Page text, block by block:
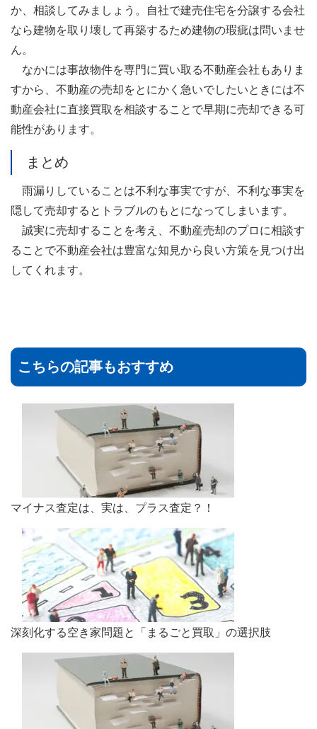
か、相談してみましょう。自社で建売住宅を分譲する会社
なら建物を取り壊して再築するため建物の瑕疵は問いませ
ん。
なかには事故物件を専門に買い取る不動産会社もありま
すから、不動産の売却をとにかく急いでしたいときには不
動産会社に直接買取を相談することで早期に売却できる可
能性があります。
まとめ
雨漏りしていることは不利な事実ですが、不利な事実を
隠して売却するとトラブルのもとになってしまいます。
誠実に売却することを考え、不動産売却のプロに相談す
ることで不動産会社は豊富な知見から良い方策を見つけ出
してくれます。
こちらの記事もおすすめ
マイナス査定は、実は、プラス査定？！
深刻化する空き家問題と「まるごと買取」の選択肢